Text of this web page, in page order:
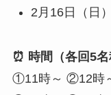
2月16日（日
⏰ 時間（各回5名
①11時～ ②12時